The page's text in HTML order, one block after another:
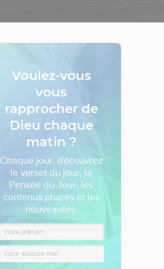
Voulez-vous
vous
rapprocher de
Dieu chaque
matin ?
Chaque jour, découvrez
le verset du jour, la
Pensée du Jour, les
contenus phares et les
nouveautés.